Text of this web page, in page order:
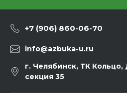
+7 (906) 860-06-70
info@azbuka-u.ru
г. Челябинск, ТК Кольцо,
секция 35